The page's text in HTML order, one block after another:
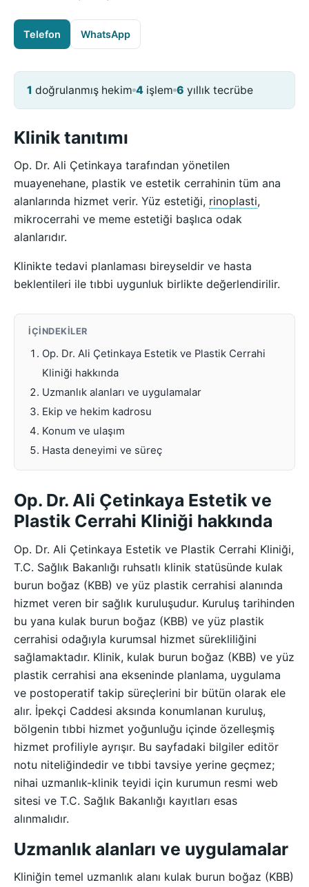
Telefon WhatsApp
1 doğrulanmış hekim 4 işlem 6 yıllık tecrübe
Klinik tanıtımı
Op. Dr. Ali Çetinkaya tarafından yönetilen
muayenehane, plastik ve estetik cerrahinin tüm ana
alanlarında hizmet verir. Yüz estetiği, rinoplasti,
mikrocerrahi ve meme estetiği başlıca odak
alanlarıdır.
Klinikte tedavi planlaması bireyseldir ve hasta
beklentileri ile tıbbi uygunluk birlikte değerlendirilir.
İÇINDEKILER
Op. Dr. Ali Çetinkaya Estetik ve Plastik Cerrahi
Kliniği hakkında
Uzmanlık alanları ve uygulamalar
Ekip ve hekim kadrosu
Konum ve ulaşım
Hasta deneyimi ve süreç
Op. Dr. Ali Çetinkaya Estetik ve
Plastik Cerrahi Kliniği hakkında
Op. Dr. Ali Çetinkaya Estetik ve Plastik Cerrahi Kliniği,
T.C. Sağlık Bakanlığı ruhsatlı klinik statüsünde kulak
burun boğaz (KBB) ve yüz plastik cerrahisi alanında
hizmet veren bir sağlık kuruluşudur. Kuruluş tarihinden
bu yana kulak burun boğaz (KBB) ve yüz plastik
cerrahisi odağıyla kurumsal hizmet sürekliliğini
sağlamaktadır. Klinik, kulak burun boğaz (KBB) ve yüz
plastik cerrahisi ana ekseninde planlama, uygulama
ve postoperatif takip süreçlerini bir bütün olarak ele
alır. İpekçi Caddesi aksında konumlanan kuruluş,
bölgenin tıbbi hizmet yoğunluğu içinde özelleşmiş
hizmet profiliyle ayrışır. Bu sayfadaki bilgiler editör
notu niteliğindedir ve tıbbi tavsiye yerine geçmez;
nihai uzmanlık-klinik teyidi için kurumun resmi web
sitesi ve T.C. Sağlık Bakanlığı kayıtları esas
alınmalıdır.
Uzmanlık alanları ve uygulamalar
Kliniğin temel uzmanlık alanı kulak burun boğaz (KBB)